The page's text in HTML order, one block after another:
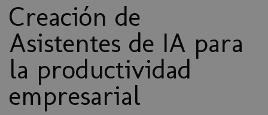
Creación de
Asistentes de IA para
la productividad
empresarial